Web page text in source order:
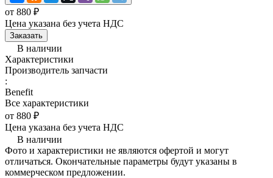
от 880 ₽
Цена указана без учета НДС
Заказать
В наличии
Характеристики
Производитель запчасти
:
Benefit
Все характеристики
от 880 ₽
Цена указана без учета НДС
В наличии
Фото и характеристики не являются офертой и могут
отличаться. Окончательные параметры будут указаны в
коммерческом предложении.